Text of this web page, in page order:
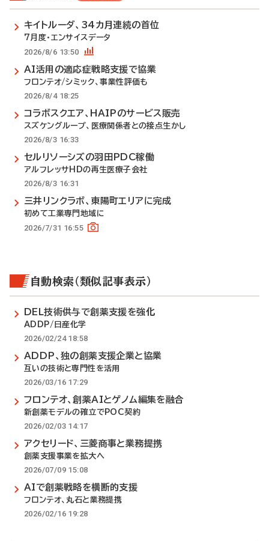
キイトルーダ、34カ月連続の首位
7月度・エンサイスデータ
2026/8/6 13:50
AI活用の適応症戦略支援で協業
フロンテオ/シミック、事業性評価も
2026/8/4 18:25
コラボスクエア、HAIPのサービス販売
スズケングループ、医療関係者との接点生かし
2026/8/3 16:33
セルリソーシズの羽田PDC稼働
アルフレッサHDの再生医療子会社
2026/8/3 16:31
三井リンクラボ、東陽町エリアに完成
初めて工業専門地域に
2026/7/31 16:55
自動検索（類似記事表示）
DEL技術供与で創薬支援を強化
ADDP/日産化学
2026/02/24 18:58
ADDP、独の創薬支援企業と協業
互いの技術と専門性を活用
2026/03/16 17:29
フロンテオ、創薬AIとゲノム編集を融合
新創薬モデルの確立でPOC契約
2026/02/03 14:17
アクセリード、三菱商事と業務提携
創薬支援事業を拡大へ
2026/07/09 15:08
AIで創薬戦略を横断的支援
フロンテオ、丸石と業務提携
2026/02/16 19:28